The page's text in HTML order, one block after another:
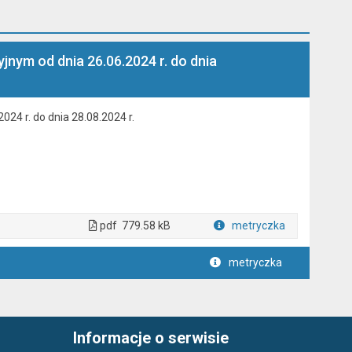
od dnia 26.06.2024 r. do dnia
r. do dnia 28.08.2024 r.
pdf 779.58 kB metryczka
metryczka
Informacje o serwisie